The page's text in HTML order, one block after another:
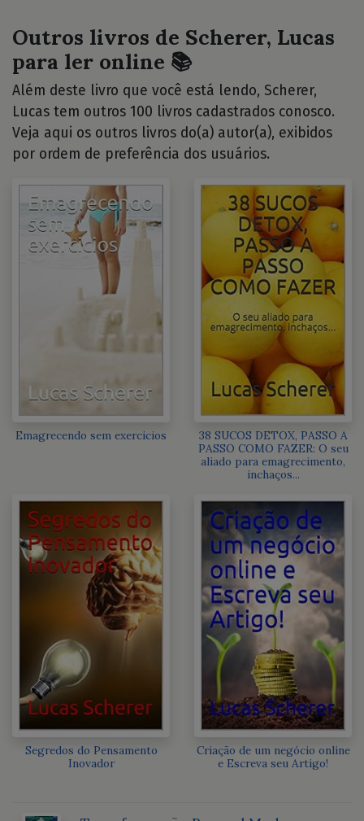
Outros livros de Scherer, Lucas
para ler online 📚
Além deste livro que você está lendo, Scherer,
Lucas tem outros 100 livros cadastrados conosco.
Veja aqui os outros livros do(a) autor(a), exibidos
por ordem de preferência dos usuários.
Emagrecendo sem exercicios
38 SUCOS DETOX, PASSO A
PASSO COMO FAZER: O seu
aliado para emagrecimento,
inchaços...
Segredos do Pensamento
Inovador
Criação de um negócio online
e Escreva seu Artigo!